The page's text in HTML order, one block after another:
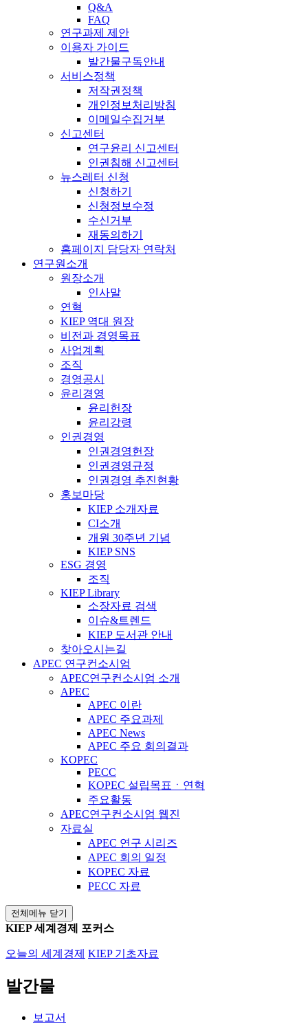
Q&A
FAQ
연구과제 제안
이용자 가이드
발간물구독안내
서비스정책
저작권정책
개인정보처리방침
이메일수집거부
신고센터
연구윤리 신고센터
인권침해 신고센터
뉴스레터 신청
신청하기
신청정보수정
수신거부
재동의하기
홈페이지 담당자 연락처
연구원소개
원장소개
인사말
연혁
KIEP 역대 원장
비전과 경영목표
사업계획
조직
경영공시
윤리경영
윤리헌장
윤리강령
인권경영
인권경영헌장
인권경영규정
인권경영 추진현황
홍보마당
KIEP 소개자료
CI소개
개원 30주년 기념
KIEP SNS
ESG 경영
조직
KIEP Library
소장자료 검색
이슈&트렌드
KIEP 도서관 안내
찾아오시는길
APEC 연구컨소시엄
APEC연구컨소시엄 소개
APEC
APEC 이란
APEC 주요과제
APEC News
APEC 주요 회의결과
KOPEC
PECC
KOPEC 설립목표ㆍ연혁
주요활동
APEC연구컨소시엄 웹진
자료실
APEC 연구 시리즈
APEC 회의 일정
KOPEC 자료
PECC 자료
전체메뉴 닫기
KIEP 세계경제 포커스
오늘의 세계경제 KIEP 기초자료
발간물
보고서